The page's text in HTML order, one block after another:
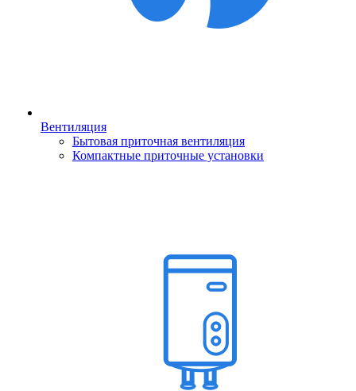
Вентиляция
Бытовая приточная вентиляция
Компактные приточные установки